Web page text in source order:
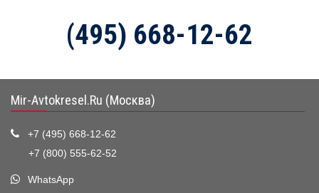
(495) 668-12-62
Mir-Avtokresel.Ru (Москва)
+7 (495) 668-12-62
+7 (800) 555-62-52
WhatsApp